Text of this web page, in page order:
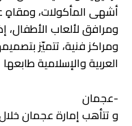
أشهى المأكولات، ومقاهٍ
ومرافق لألعاب
ومراكز فنية، تتميّز
العربية والإسلامية
-عجمان
و تتأهب إمارة عجمان خلال